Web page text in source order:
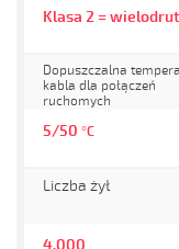
Klasa 2 =
Dopuszczalna
kabla dla połączeń
ruchomych
5/50 °C
Liczba żył
4,000